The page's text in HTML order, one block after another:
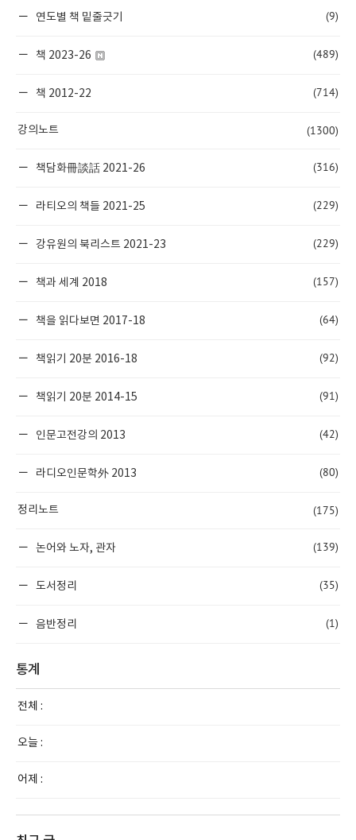
연도별 책 밑줄긋기 (9)
책 2023-26 (489)
책 2012-22 (714)
강의노트 (1300)
책담화冊談話 2021-26 (316)
라티오의 책들 2021-25 (229)
강유원의 북리스트 2021-23 (229)
책과 세계 2018 (157)
책을 읽다보면 2017-18 (64)
책읽기 20분 2016-18 (92)
책읽기 20분 2014-15 (91)
인문고전강의 2013 (42)
라디오인문학外 2013 (80)
정리노트 (175)
논어와 노자, 관자 (139)
도서정리 (35)
음반정리 (1)
통계
전체 :
오늘 :
어제 :